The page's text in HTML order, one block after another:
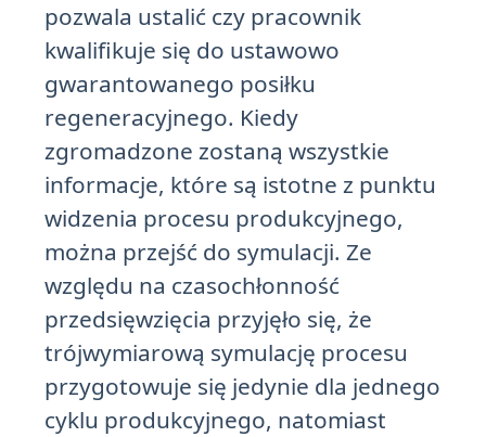
pozwala ustalić czy pracownik
kwalifikuje się do ustawowo
gwarantowanego posiłku
regeneracyjnego. Kiedy
zgromadzone zostaną wszystkie
informacje, które są istotne z punktu
widzenia procesu produkcyjnego,
można przejść do symulacji. Ze
względu na czasochłonność
przedsięwzięcia przyjęło się, że
trójwymiarową symulację procesu
przygotowuje się jedynie dla jednego
cyklu produkcyjnego, natomiast